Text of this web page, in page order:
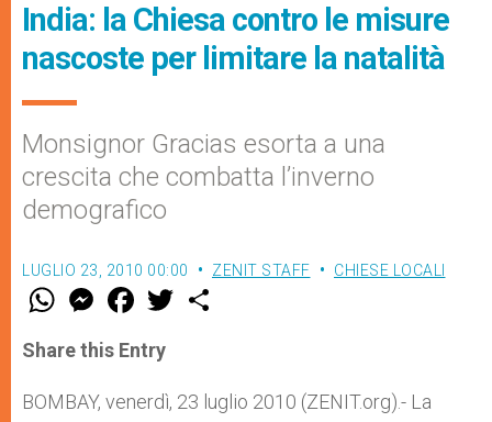
India: la Chiesa contro le misure
nascoste per limitare la natalità
Monsignor Gracias esorta a una
crescita che combatta l’inverno
demografico
LUGLIO 23, 2010 00:00 ZENIT STAFF CHIESE LOCALI
W
t
s
p
p
M
e
s
e
g
e
F
a
e
b
o
k
w
r
Share this Entry
BOMBAY, venerdì, 23 luglio 2010 (ZENIT.org).- La